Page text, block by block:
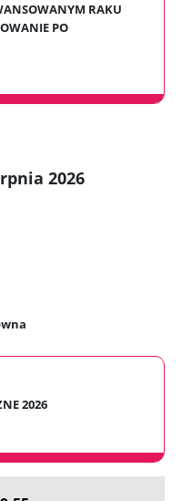
RAKU
PO
2026
2026